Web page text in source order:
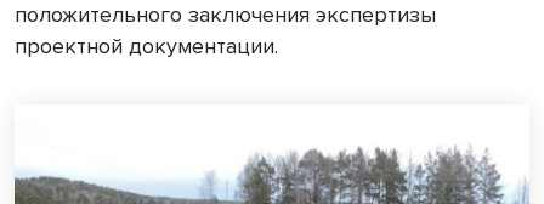
положительного заключения экспертизы
проектной документации.